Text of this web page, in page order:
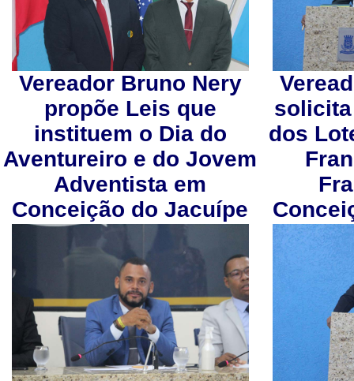
Vereador Bruno Nery
propõe Leis que
instituem o Dia do
Aventureiro e do Jovem
Adventista em
Conceição do Jacuípe
dos